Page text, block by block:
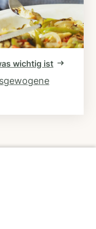
wichtig ist